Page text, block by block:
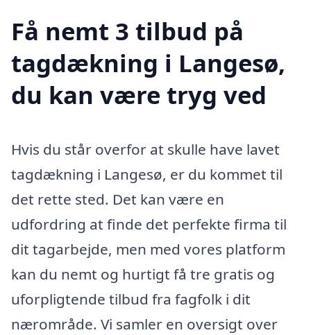
Få nemt 3 tilbud på
tagdækning i Langesø,
du kan være tryg ved
Hvis du står overfor at skulle have lavet
tagdækning i Langesø, er du kommet til
det rette sted. Det kan være en
udfordring at finde det perfekte firma til
dit tagarbejde, men med vores platform
kan du nemt og hurtigt få tre gratis og
uforpligtende tilbud fra fagfolk i dit
nærområde. Vi samler en oversigt over